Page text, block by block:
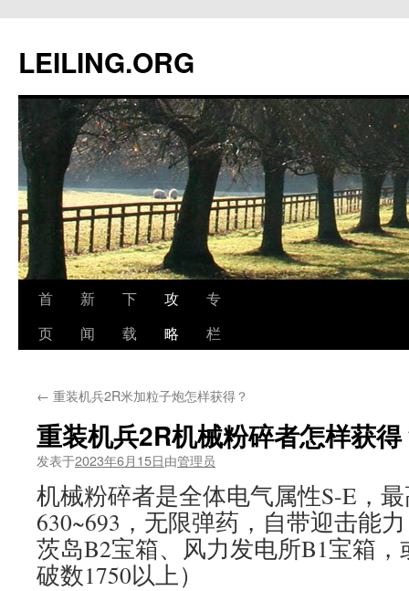
文
LEILING.ORG
首
页
新
闻
下
载
攻
略
专
栏
← 重装机兵2R米加粒子炮怎样获得？
重装机兵2R机械粉碎者怎样获得
发表于2023年6月15日由管理员
机械粉碎者是全体电气属性S-E，
630~693，无限弹药，自带迎击能
茨岛B2宝箱、风力发电所B1宝箱
破数1750以上）